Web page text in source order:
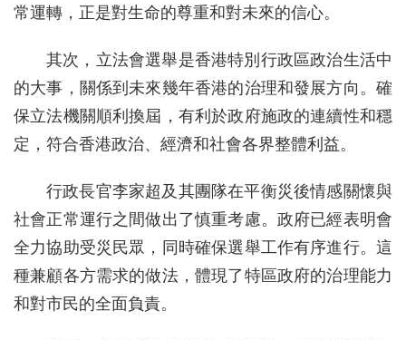
常運轉，正是對生命的尊重和對未來的信心。
其次，立法會選舉是香港特別行政區政治生活中
的大事，關係到未來幾年香港的治理和發展方向。確
保立法機關順利換屆，有利於政府施政的連續性和穩
定，符合香港政治、經濟和社會各界整體利益。
行政長官李家超及其團隊在平衡災後情感關懷與
社會正常運行之間做出了慎重考慮。政府已經表明會
全力協助受災民眾，同時確保選舉工作有序進行。這
種兼顧各方需求的做法，體現了特區政府的治理能力
和對市民的全面負責。